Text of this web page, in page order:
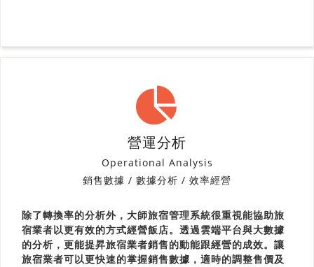
營運分析
Operational Analysis
銷售數據 / 數據分析 / 效率經營
除了轉換率的分析外，大師旅宿管理系統很重視能協助旅
宿業者以更有效的方式經營飯店。透過雲端平台與大數據
的分析，更能提昇旅宿業者銷售的動能跟經營的成效。讓
旅宿業者可以更快速的掌握銷售數據，適時的調整售價及